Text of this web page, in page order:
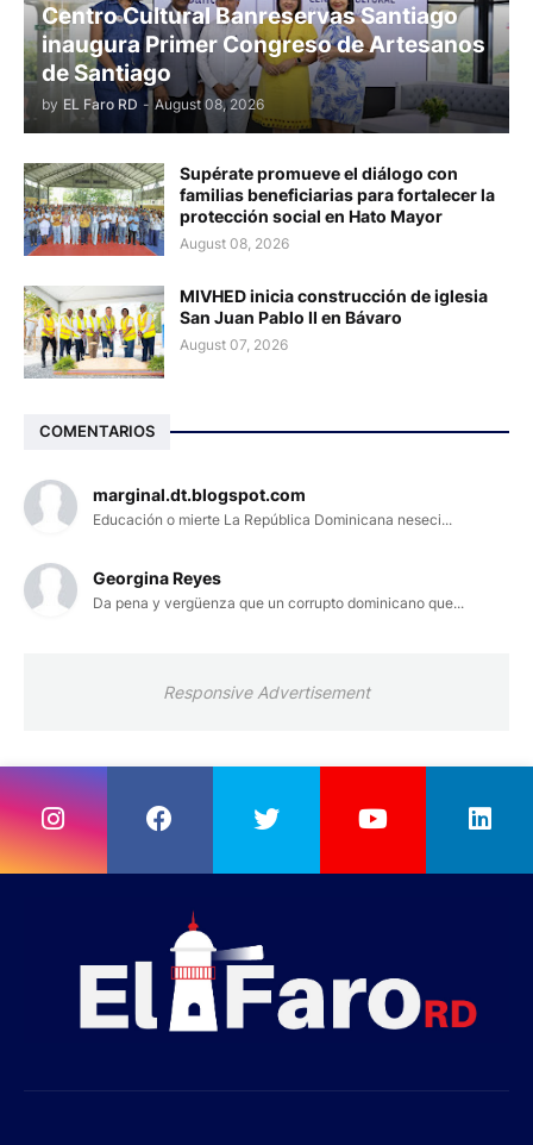
Centro Cultural Banreservas Santiago
inaugura Primer Congreso de Artesanos
de Santiago
by EL Faro RD - August 08, 2026
Supérate promueve el diálogo con
familias beneficiarias para fortalecer la
protección social en Hato Mayor
August 08, 2026
MIVHED inicia construcción de iglesia
San Juan Pablo II en Bávaro
August 07, 2026
COMENTARIOS
marginal.dt.blogspot.com
Educación o mierte La República Dominicana neseci...
Georgina Reyes
Da pena y vergüenza que un corrupto dominicano que...
Responsive Advertisement